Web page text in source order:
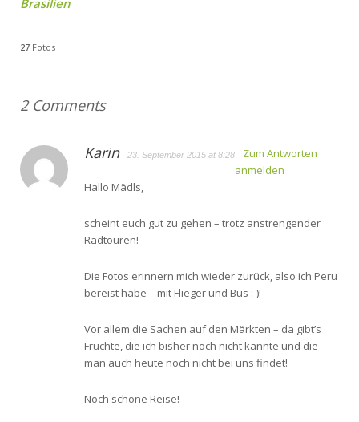
27 Fotos
2 Comments
Karin 23. September 2015 at 8:28
Zum Antworten
anmelden
Hallo Mädls,
scheint euch gut zu gehen – trotz anstrengender
Radtouren!
Die Fotos erinnern mich wieder zurück, also ich Peru
bereist habe – mit Flieger und Bus :-)!
Vor allem die Sachen auf den Märkten – da gibt’s
Früchte, die ich bisher noch nicht kannte und die
man auch heute noch nicht bei uns findet!
Noch schöne Reise!